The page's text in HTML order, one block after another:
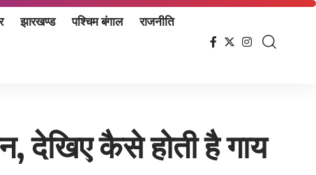
झारखण्ड पश्चिम बंगाल राजनीति
देखिए कैसे होती है गाय